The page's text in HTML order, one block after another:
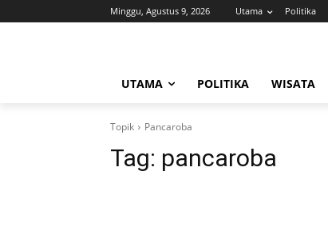
Minggu, Agustus 9, 2026 Utama Politika
UTAMA POLITIKA WISATA
Topik Pancaroba
Tag: pancaroba